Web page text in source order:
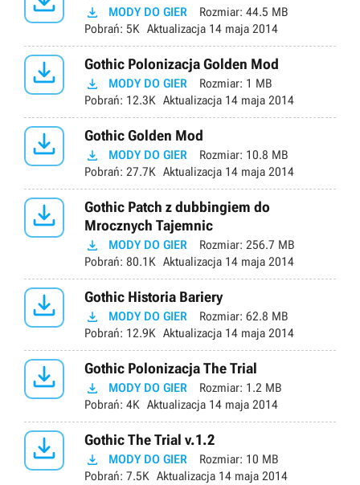
 MODY DO GIER Rozmiar: 44.5 MB
Pobrań: 5K Aktualizacja 14 maja 2014
 Gothic Polonizacja Golden Mod
 MODY DO GIER Rozmiar: 1 MB
Pobrań: 12.3K Aktualizacja 14 maja 2014
 Gothic Golden Mod
 MODY DO GIER Rozmiar: 10.8 MB
Pobrań: 27.7K Aktualizacja 14 maja 2014

Gothic Patch z dubbingiem do
Mrocznych Tajemnic
 MODY DO GIER Rozmiar: 256.7 MB
Pobrań: 80.1K Aktualizacja 14 maja 2014
 Gothic Historia Bariery
 MODY DO GIER Rozmiar: 62.8 MB
Pobrań: 12.9K Aktualizacja 14 maja 2014
 Gothic Polonizacja The Trial
 MODY DO GIER Rozmiar: 1.2 MB
Pobrań: 4K Aktualizacja 14 maja 2014
 Gothic The Trial v.1.2
 MODY DO GIER Rozmiar: 10 MB
Pobrań: 7.5K Aktualizacja 14 maja 2014